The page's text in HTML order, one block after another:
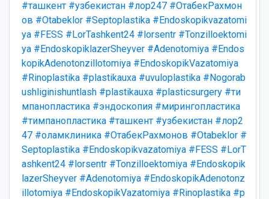
#ташкент #узбекистан #лор247 #ОтабекРахмон
ов #Otabeklor #Septoplastika #Endoskopikvazatomi
ya #FESS #LorTashkent24 #lorsentr #Tonzilloektomi
ya #EndoskopiklazerSheyver #Adenotomiya #Endos
kopikAdenotonzillotomiya #EndoskopikVazatomiya
#Rinoplastika #plastikauxa #uvuloplastika #Nogorab
ushliginishuntlash #plastikauxa #plasticsurgery #ти
мпанопластика #эндоскопия #мирингопластика
#тимпанопластика #ташкент #узбекистан #лор2
47 #оламклиника #ОтабекРахмонов #Otabeklor #
Septoplastika #Endoskopikvazatomiya #FESS #LorT
ashkent24 #lorsentr #Tonzilloektomiya #Endoskopik
lazerSheyver #Adenotomiya #EndoskopikAdenotonz
illotomiya #EndoskopikVazatomiya #Rinoplastika #p